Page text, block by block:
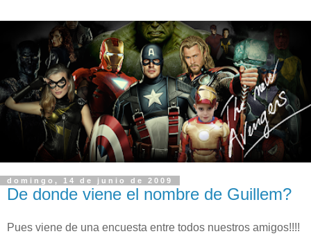
domingo, 14 de junio de 2009
De donde viene el nombre de Guillem?
Pues viene de una encuesta entre todos nuestros amigos!!!!